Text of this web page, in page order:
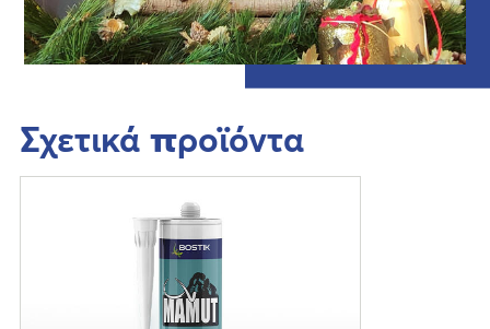
Σχετικά προϊόντα